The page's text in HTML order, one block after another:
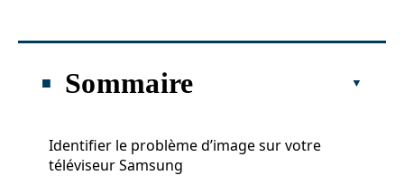
Sommaire
Identifier le problème d’image sur votre
téléviseur Samsung